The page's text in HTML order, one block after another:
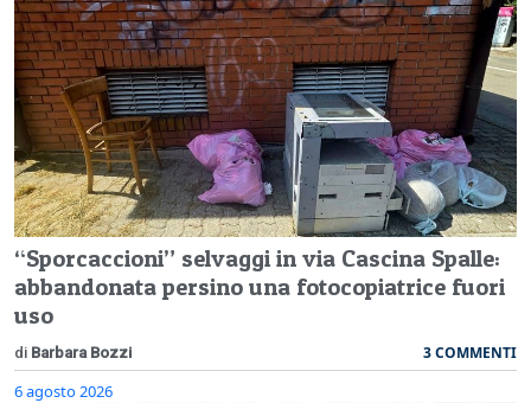
“Sporcaccioni” selvaggi in via Cascina Spalle:
abbandonata persino una fotocopiatrice fuori
uso
di Barbara Bozzi 3 COMMENTI
6 agosto 2026